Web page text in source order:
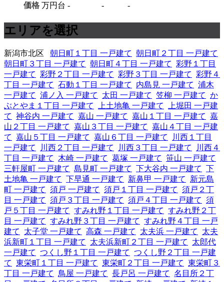
価格 万円台 - - -
エリアを選択
新潟市北区 朝日町１丁目 一戸建て 朝日町２丁目 一戸建て
朝日町３丁目 一戸建て 朝日町４丁目 一戸建て 彩野１丁目
一戸建て 彩野２丁目 一戸建て 彩野３丁目 一戸建て 彩野４
丁目 一戸建て 石動１丁目 一戸建て 内島見 一戸建て 浦木
一戸建て 浦ノ入 一戸建て 太田 一戸建て 笠柳 一戸建て か
ぶとやま１丁目 一戸建て
上土地亀 一戸建て
上堀田 一戸建
て 神谷内 一戸建て 嘉山 一戸建て 嘉山１丁目 一戸建て 嘉
山２丁目 一戸建て 嘉山３丁目 一戸建て 嘉山４丁目 一戸建
て 嘉山５丁目 一戸建て 嘉山６丁目 一戸建て
川西１丁目
一戸建て
川西２丁目 一戸建て 川西３丁目 一戸建て
川西４
丁目 一戸建て
木崎 一戸建て 葛塚 一戸建て 笹山 一戸建て
三軒屋町 一戸建て 島見町 一戸建て 下大谷内 一戸建て 下
土地亀 一戸建て 下早通 一戸建て 新鼻甲 一戸建て
新元島
町 一戸建て 須戸 一戸建て 須戸１丁目 一戸建て 須戸２丁
目 一戸建て 須戸３丁目 一戸建て 須戸４丁目 一戸建て 須
戸５丁目 一戸建て すみれ野１丁目 一戸建て すみれ野２丁
目 一戸建て すみれ野３丁目 一戸建て すみれ野４丁目 一戸
建て
太子堂 一戸建て 高森 一戸建て 太夫浜 一戸建て
太夫
浜新町１丁目 一戸建て
太夫浜新町２丁目 一戸建て
太郎代
一戸建て つくし野１丁目 一戸建て つくし野２丁目 一戸建
て 東栄町１丁目 一戸建て 東栄町２丁目 一戸建て 東栄町３
丁目 一戸建て
鳥屋 一戸建て 長戸呂 一戸建て 名目所２丁